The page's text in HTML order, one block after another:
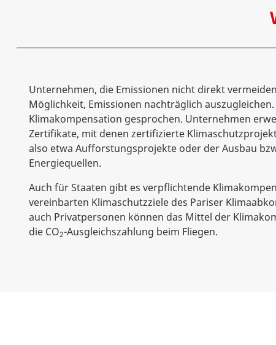
Unternehmen, die Emissionen nicht direkt
Möglichkeit, Emissionen nachträglich
Klimakompensation gesprochen. Unternehmen
Zertifikate, mit denen zertifizierte
also etwa Aufforstungsprojekte oder der Ausbau
Energiequellen.
Auch für Staaten gibt es verpflichtende
vereinbarten Klimaschutzziele des Pariser
auch Privatpersonen können das Mittel der
die CO2-Ausgleichszahlung beim Fliegen.